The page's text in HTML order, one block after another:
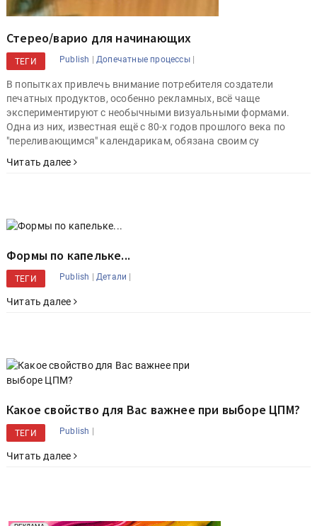
Стерео/варио для начинающих
ТЕГИ Publish | Допечатные процессы|
В попытках привлечь внимание потребителя создатели
печатных продуктов, особенно рекламных, всё чаще
экспериментируют с необычными визуальными формами.
Одна из них, известная ещё с 80-х годов прошлого века по
"переливающимся" календарикам, обязана своим су
Читать далее
Формы по капельке...
ТЕГИ Publish | Детали |
Читать далее
Какое свойство для Вас важнее при выборе ЦПМ?
ТЕГИ Publish |
Читать далее